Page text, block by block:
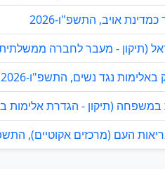
אויב, התשפ"ו-2026
(תיקון - מעבר לחברה ממשלתית),
נגד נשים, התשפ"ו-2026
(תיקון - הגדרת אלימות
העם (מרכזים אקוטיים), התשפ"ו-